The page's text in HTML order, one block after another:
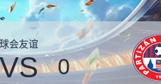
球会友谊
VS 0